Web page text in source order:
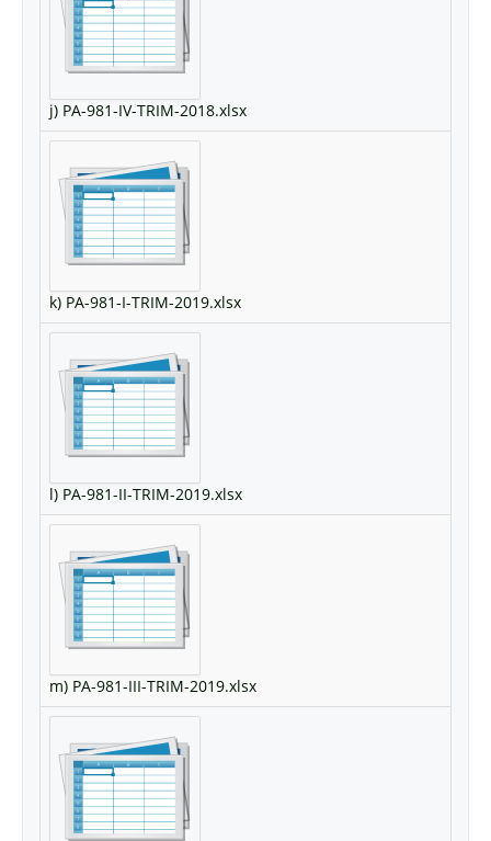
j) PA-981-IV-TRIM-2018.xlsx
k) PA-981-I-TRIM-2019.xlsx
l) PA-981-II-TRIM-2019.xlsx
m) PA-981-III-TRIM-2019.xlsx